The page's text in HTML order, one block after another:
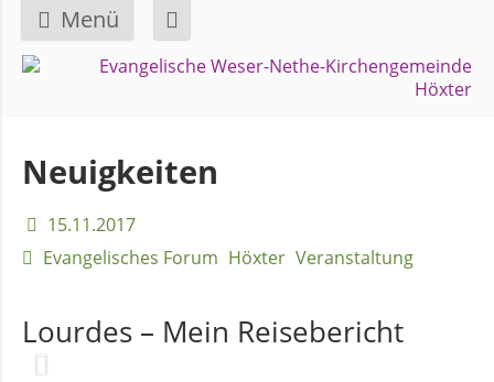
Menü
Navigation
GEMEINDE
Über
uns
Überblick
Gremien
Neuigkeiten
15.11.2017
Evangelisches Forum Höxter Veranstaltung
Lourdes – Mein Reisebericht